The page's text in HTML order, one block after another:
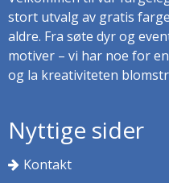
stort utvalg av gratis
aldre. Fra søte dyr og
motiver – vi har noe for
og la kreativiteten
Nyttige sider
Kontakt